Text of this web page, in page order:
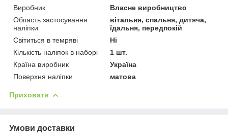
Виробник
Власне виробництво
Область застосування
наліпки
вітальня, спальня, дитяча,
їдальня, передпокій
Світиться в темряві
Ні
Кількість наліпок в наборі
1 шт.
Країна виробник
Україна
Поверхня наліпки
матова
Приховати
Умови доставки